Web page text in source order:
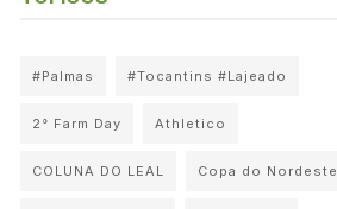
#Palmas #Tocantins #Lajeado
2° Farm Day Athletico
COLUNA DO LEAL Copa do Nordeste